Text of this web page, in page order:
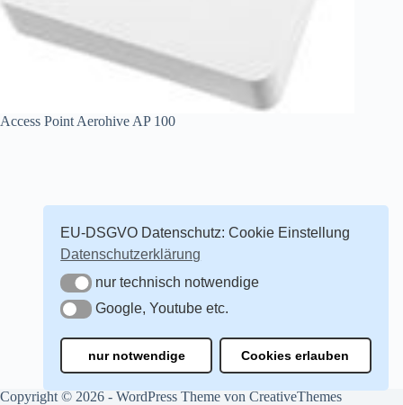
Access Point Aerohive AP 100
Copyright © 2026 - WordPress Theme von CreativeThemes
EU-DSGVO Datenschutz: Cookie Einstellung
Datenschutzerklärung
nur technisch notwendige
nur technisch notwendige
Google, Youtube etc.
Google, Youtube etc.
nur notwendige Cookies erlauben